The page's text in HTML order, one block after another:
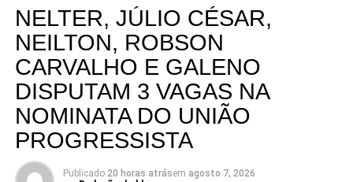
NELTER, JÚLIO CÉSAR,
NEILTON, ROBSON
CARVALHO E GALENO
DISPUTAM 3 VAGAS NA
NOMINATA DO UNIÃO
PROGRESSISTA
Publicado 20 horas atrásem agosto 7, 2026